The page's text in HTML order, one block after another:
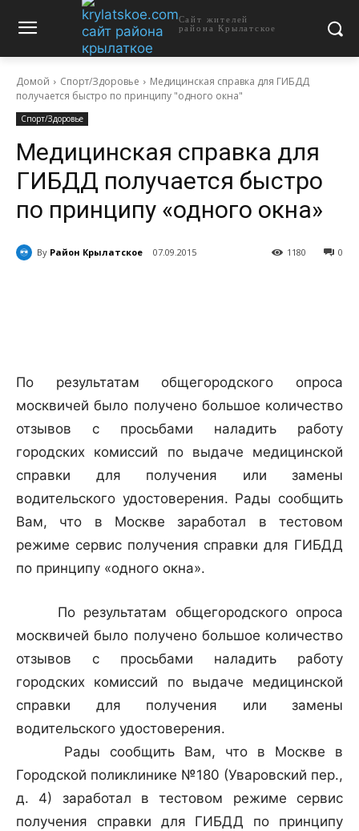
Сайт жителей
района Крылатское
Домой Спорт/Здоровье
Медицинская справка для ГИБДД
получается быстро по принципу "одного окна"
Спорт/Здоровье
Медицинская справка для
ГИБДД получается быстро
по принципу «одного окна»
By Район Крылатское 07.09.2015 0
1180
По результатам общегородского опроса
москвичей было получено большое количество
отзывов с просьбами наладить работу
городских комиссий по выдаче медицинской
справки для получения или замены
водительского удостоверения. Рады сообщить
Вам, что в Москве заработал в тестовом
режиме сервис получения справки для ГИБДД
по принципу «одного окна».
По результатам общегородского опроса
москвичей было получено большое количество
отзывов с просьбами наладить работу
городских комиссий по выдаче медицинской
справки для получения или замены
водительского удостоверения.
Рады сообщить Вам, что в Москве в
Городской поликлинике №180 (Уваровский пер.,
д. 4) заработал в тестовом режиме сервис
получения справки для ГИБДД по принципу